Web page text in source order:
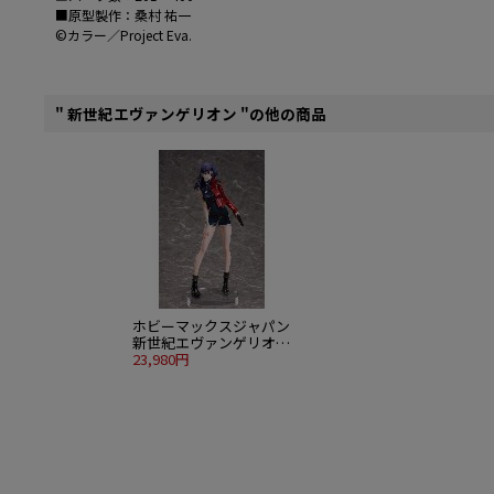
■原型製作：桑村 祐一
©カラー／Project Eva.
" 新世紀エヴァンゲリオン "の他の商品
ホビーマックスジャパン
新世紀エヴァンゲリオン
1/7 葛城ミサト コミック
23,980円